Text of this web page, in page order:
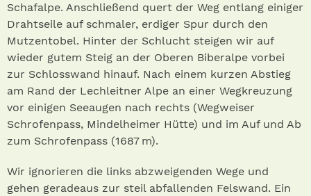
Schafalpe. Anschließend quert der Weg entlang einiger
Drahtseile auf schmaler, erdiger Spur durch den
Mutzentobel. Hinter der Schlucht steigen wir auf
wieder gutem Steig an der Oberen Biberalpe vorbei
zur Schlosswand hinauf. Nach einem kurzen Abstieg
am Rand der Lechleitner Alpe an einer Wegkreuzung
vor einigen Seeaugen nach rechts (Wegweiser
Schrofenpass, Mindelheimer Hütte) und im Auf und Ab
zum Schrofenpass (1687 m).
Wir ignorieren die links abzweigenden Wege und
gehen geradeaus zur steil abfallenden Felswand. Ein